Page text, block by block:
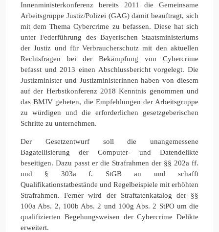
Innenministerkonferenz bereits 2011 die Gemeinsame
Arbeitsgruppe Justiz/Polizei (GAG) damit beauftragt, sich
mit dem Thema Cybercrime zu befassen. Diese hat sich
unter Federführung des Bayerischen Staatsministeriums
der Justiz und für Verbraucherschutz mit den aktuellen
Rechtsfragen bei der Bekämpfung von Cybercrime
befasst und 2013 einen Abschlussbericht vorgelegt. Die
Justizminister und Justizministerinnen haben von diesem
auf der Herbstkonferenz 2018 Kenntnis genommen und
das BMJV gebeten, die Empfehlungen der Arbeitsgruppe
zu würdigen und die erforderlichen gesetzgeberischen
Schritte zu unternehmen.
Der Gesetzentwurf soll die unangemessene
Bagatellisierung der Computer- und Datendelikte
beseitigen. Dazu passt er die Strafrahmen der §§ 202a ff.
und § 303a f. StGB an und schafft
Qualifikationstatbestände und Regelbeispiele mit erhöhten
Strafrahmen. Ferner wird der Straftatenkatalog der §§
100a Abs. 2, 100b Abs. 2 und 100g Abs. 2 StPO um die
qualifizierten Begehungsweisen der Cybercrime Delikte
erweitert.